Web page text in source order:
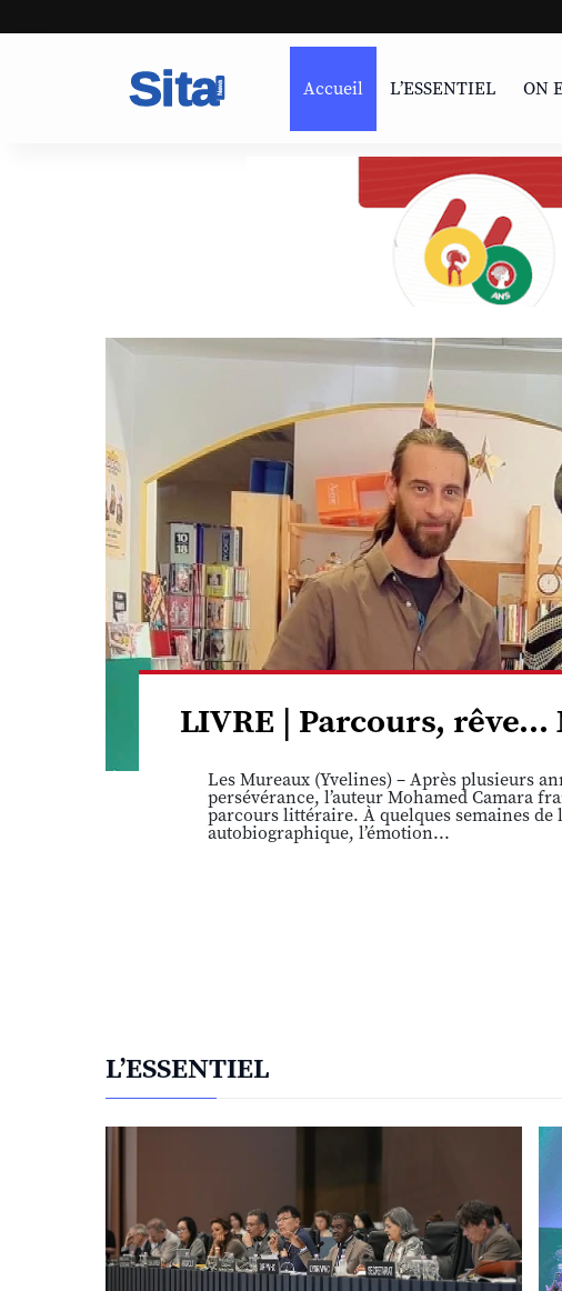
Accueil L’ESSENTIEL ON
LIVRE | Parcours,
Les Mureaux (Yvelines) – Après plusieurs
persévérance, l’auteur Mohamed Camara
parcours littéraire. À quelques semaines de
autobiographique, l’émotion...
L’ESSENTIEL